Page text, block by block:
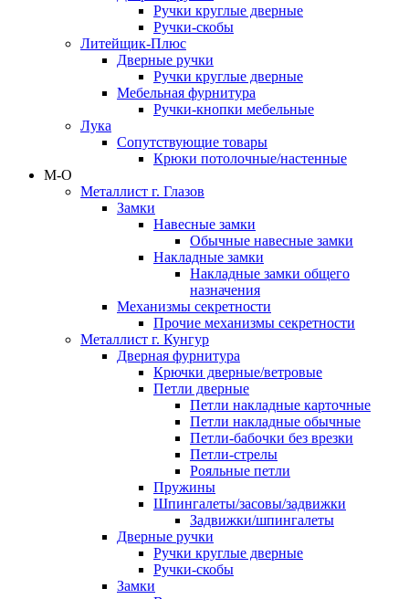
Ручки круглые дверные
Ручки-скобы
Литейщик-Плюс
Дверные ручки
Ручки круглые дверные
Мебельная фурнитура
Ручки-кнопки мебельные
Лука
Сопутствующие товары
Крюки потолочные/настенные
М-О
Металлист г. Глазов
Замки
Навесные замки
Обычные навесные замки
Накладные замки
Накладные замки общего
назначения
Механизмы секретности
Прочие механизмы секретности
Металлист г. Кунгур
Дверная фурнитура
Крючки дверные/ветровые
Петли дверные
Петли накладные карточные
Петли накладные обычные
Петли-бабочки без врезки
Петли-стрелы
Рояльные петли
Пружины
Шпингалеты/засовы/задвижки
Задвижки/шпингалеты
Дверные ручки
Ручки круглые дверные
Ручки-скобы
Замки